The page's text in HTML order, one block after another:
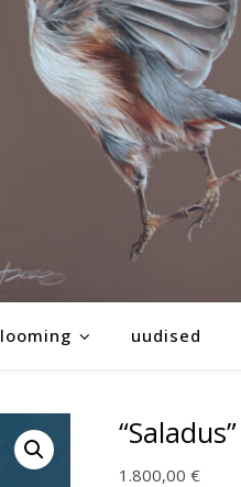
looming uudised
“Saladus”
1.800,00 €